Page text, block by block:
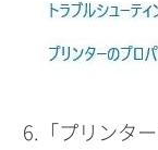
6.「プリンタ